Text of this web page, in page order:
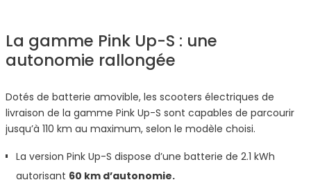
La gamme Pink Up-S : une
autonomie rallongée
Dotés de batterie amovible, les scooters électriques de
livraison de la gamme Pink Up-S sont capables de parcourir
jusqu’à 110 km au maximum, selon le modèle choisi.
La version Pink Up-S dispose d’une batterie de 2.1 kWh
autorisant 60 km d’autonomie.